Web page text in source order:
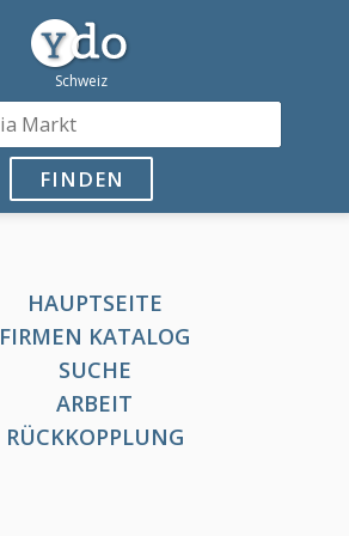
FINDEN
HAUPTSEITE
FIRMEN KATALOG
SUCHE
ARBEIT
RÜCKKOPPLUNG